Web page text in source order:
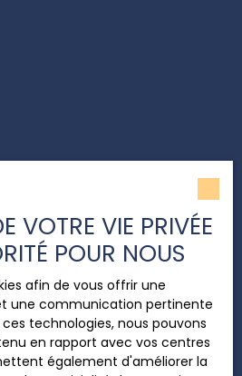
VOTRE VIE PRIVÉE
POUR NOUS
afin de vous offrir une
une communication pertinente
technologies, nous pouvons
en rapport avec vos centres
également d'améliorer la